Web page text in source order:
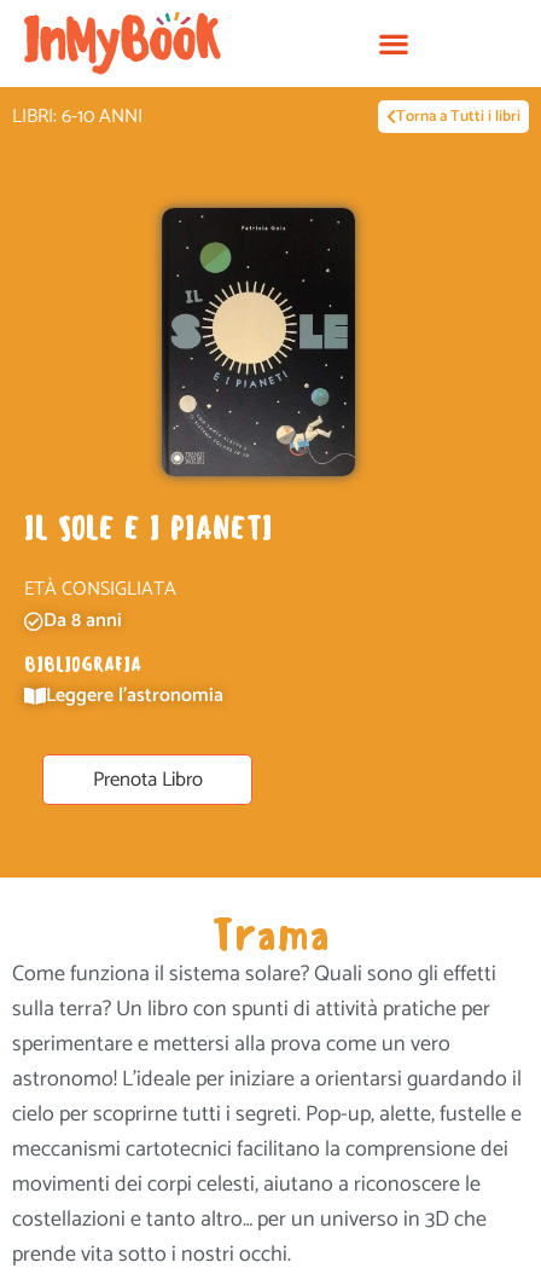
Vai
contenuto
LIBRI: 6-10 ANNI Torna a Tutti i libri
IL SOLE E I PIANETI
ETÀ CONSIGLIATA
Da 8 anni
BIBLIOGRAFIA
Leggere l'astronomia
Prenota Libro
Trama
Come funziona il sistema solare? Quali sono gli effetti
sulla terra? Un libro con spunti di attività pratiche per
sperimentare e mettersi alla prova come un vero
astronomo! L’ideale per iniziare a orientarsi guardando il
cielo per scoprirne tutti i segreti. Pop-up, alette, fustelle e
meccanismi cartotecnici facilitano la comprensione dei
movimenti dei corpi celesti, aiutano a riconoscere le
costellazioni e tanto altro… per un universo in 3D che
prende vita sotto i nostri occhi.